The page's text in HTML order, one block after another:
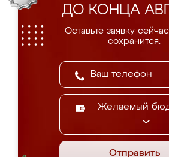
ДО КОНЦА
Оставьте заявку
сохранится.
Желаемый
Отправить